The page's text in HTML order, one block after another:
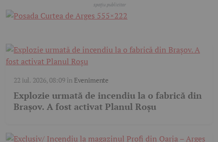
22 iul. 2026, 08:09în Evenimente
Explozie urmată de incendiu la o fabrică din
Brașov. A fost activat Planul Roșu